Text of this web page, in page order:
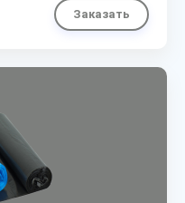
Заказать